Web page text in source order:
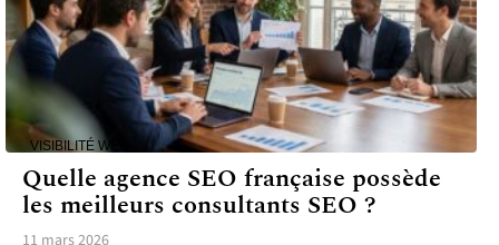
VISIBILITÉ WEB
Quelle agence SEO française possède
les meilleurs consultants SEO ?